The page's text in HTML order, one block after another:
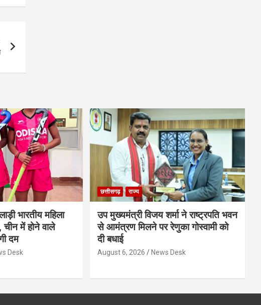
भारतीय महिला
चीन में होने वाले
दम
Desk
छत्तीसगढ़ राज्य
उप मुख्यमंत्री विजय शर्मा ने राष्ट्रपति भवन
से आमंत्रण मिलने पर रेणुका गोस्वामी को
दी बधाई
August 6, 2026 News Desk